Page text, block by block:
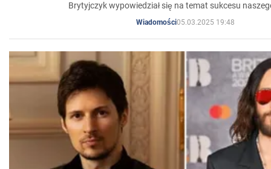
Brytyjczyk wypowiedział się na temat sukcesu
Wiadomości05.03.2025 19:48